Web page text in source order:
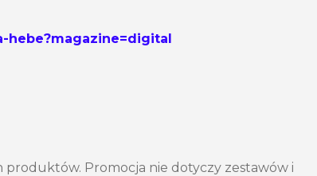
hebe?magazine=digital
Promocja nie dotyczy zestawów i